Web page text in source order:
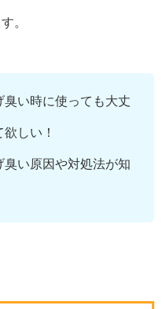
。
臭い時に使っても大丈
しい！
臭い原因や対処法が知